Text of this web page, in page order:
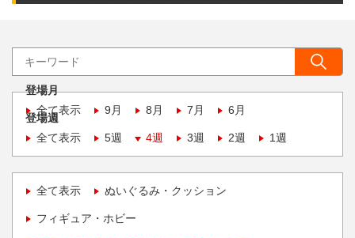
登場月
全て表示
9月 8月 7月 6月
登場週
全て表示
5週 4週 3週 2週 1週
全て表示 ぬいぐるみ・クッション
フィギュア・ホビー